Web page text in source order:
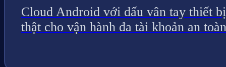
Cloud Android với dấu vân tay thiết bị
thật cho vận hành đa tài khoản an